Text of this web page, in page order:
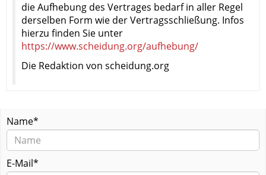
die Aufhebung des Vertrages bedarf in aller Regel
derselben Form wie der Vertragsschließung. Infos
hierzu finden Sie unter
https://www.scheidung.org/aufhebung/
Die Redaktion von scheidung.org
Name*
E-Mail*